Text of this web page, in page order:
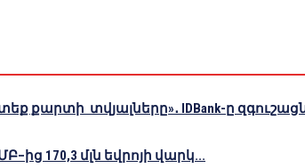
քարտի տվյալները»․ IDBank-ը
170,3 մլն եվրոյի վարկ...